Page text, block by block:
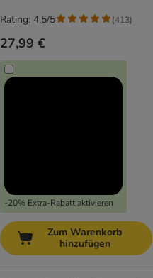
27,99 €
-20% Extra-Rabatt aktivieren
Rating: 4.5/5 (413)
Zum Warenkorb
hinzufügen